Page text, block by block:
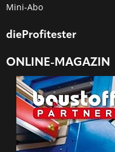
Mini-Abo
dieProfitester
ONLINE-MAGAZIN